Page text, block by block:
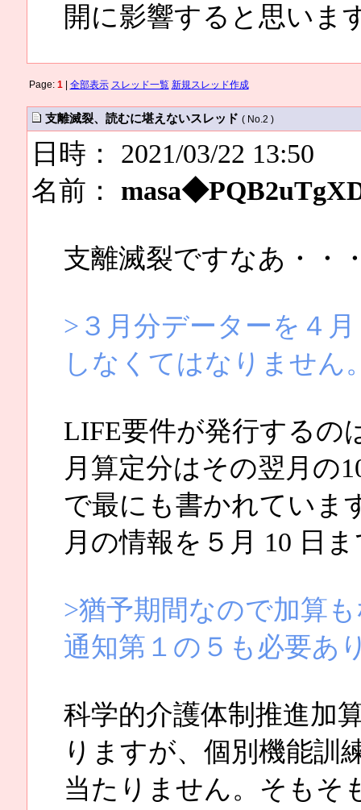
開に影響すると思いま
Page: 1| 全部表示 スレッド一覧 新規スレッド作成
支離滅裂、読むに堪えないスレッド ( No.2 )
日時： 2021/03/22 13:50
名前：
支離滅裂ですなあ・・
>３月分データーを４
しなくてはなりません
LIFE要件が発行するの
月算定分はその翌月の
で最にも書かれていま
月の情報を５月 10 日
>猶予期間なので加算
通知第１の５も必要あ
科学的介護体制推進加
りますが、個別機能訓
当たりません。そもそ